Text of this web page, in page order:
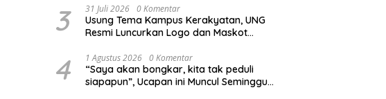
Rumah Jawatan Pos dan Telegraf, Gagal
!!!
3 31 Juli 2026 0 Komentar
Usung Tema Kampus Kerakyatan, UNG
Resmi Luncurkan Logo dan Maskot
4 1 Agustus 2026 0 Komentar
“Saya akan bongkar, kita tak peduli
siapapun”, Ucapan ini Muncul Seminggu